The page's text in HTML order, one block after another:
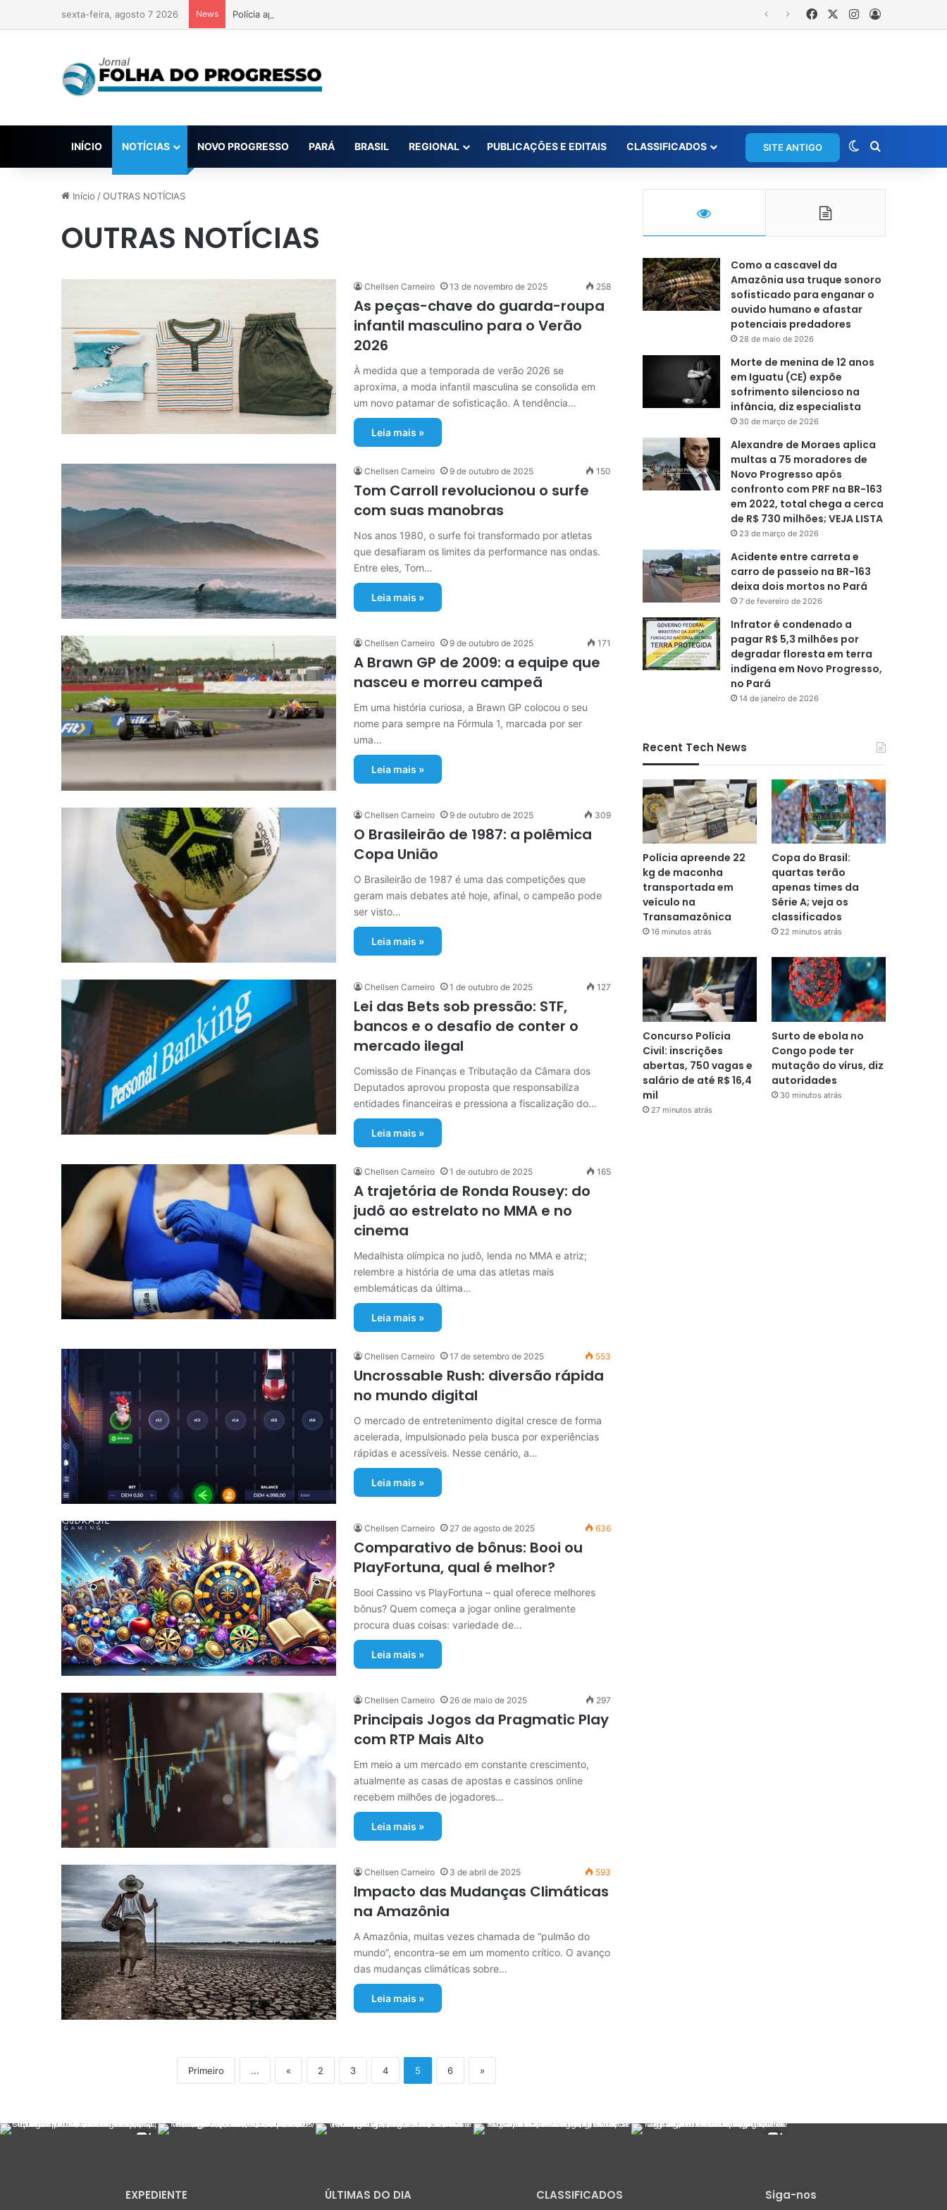
sexta-feira, agosto 7 2026 News Polícia apreende 22 kg de maconha transportada em veículo na Transamazônica FacebookInstagram
INÍCIO NOTÍCIAS NOVO PROGRESSO PARÁ BRASIL REGIONAL PUBLICAÇÕES E EDITAIS CLASSIFICADOS SITE ANTIGO Switch skin
Início /OUTRAS NOTÍCIAS
OUTRAS NOTÍCIAS
Chellsen Carneiro 13 de novembro de 2025 258
As peças-chave do guarda-roupa
infantil masculino para o Verão
2026
À medida que a temporada de verão 2026 se
aproxima, a moda infantil masculina se consolida em
um novo patamar de sofisticação. A tendência…
Leia mais »
Chellsen Carneiro 9 de outubro de 2025 150
Tom Carroll revolucionou o surfe
com suas manobras
Nos anos 1980, o surfe foi transformado por atletas
que desafiaram os limites da performance nas ondas.
Entre eles, Tom…
Leia mais »
Chellsen Carneiro 9 de outubro de 2025 171
A Brawn GP de 2009: a equipe que
nasceu e morreu campeã
Em uma história curiosa, a Brawn GP colocou o seu
nome para sempre na Fórmula 1, marcada por ser
uma…
Leia mais »
Chellsen Carneiro 9 de outubro de 2025 309
O Brasileirão de 1987: a polêmica
Copa União
O Brasileirão de 1987 é uma das competições que
geram mais debates até hoje, afinal, o campeão pode
ser visto…
Leia mais »
Chellsen Carneiro 1 de outubro de 2025 127
Lei das Bets sob pressão: STF,
bancos e o desafio de conter o
mercado ilegal
Comissão de Finanças e Tributação da Câmara dos
Deputados aprovou proposta que responsabiliza
entidades financeiras e pressiona a fiscalização do…
Leia mais »
Chellsen Carneiro 1 de outubro de 2025 165
A trajetória de Ronda Rousey: do
judô ao estrelato no MMA e no
cinema
Medalhista olímpica no judô, lenda no MMA e atriz;
relembre a história de uma das atletas mais
emblemáticas da última…
Leia mais »
Chellsen Carneiro 17 de setembro de 2025 553
Uncrossable Rush: diversão rápida
no mundo digital
O mercado de entretenimento digital cresce de forma
acelerada, impulsionado pela busca por experiências
rápidas e acessíveis. Nesse cenário, a…
Leia mais »
Chellsen Carneiro 27 de agosto de 2025 636
Comparativo de bônus: Booi ou
PlayFortuna, qual é melhor?
Booi Cassino vs PlayFortuna – qual oferece melhores
bônus? Quem começa a jogar online geralmente
procura duas coisas: variedade de…
Leia mais »
Chellsen Carneiro 26 de maio de 2025 297
Principais Jogos da Pragmatic Play
com RTP Mais Alto
Em meio a um mercado em constante crescimento,
atualmente as casas de apostas e cassinos online
recebem milhões de jogadores…
Leia mais »
Chellsen Carneiro 3 de abril de 2025 593
Impacto das Mudanças Climáticas
na Amazônia
A Amazônia, muitas vezes chamada de “pulmão do
mundo”, encontra-se em um momento crítico. O avanço
das mudanças climáticas sobre…
Leia mais »
Primeiro ... « 2 3 4 5 6 »
Como a cascavel da
Amazônia usa truque sonoro
sofisticado para enganar o
ouvido humano e afastar
potenciais predadores
28 de maio de 2026
Morte de menina de 12 anos
em Iguatu (CE) expõe
sofrimento silencioso na
infância, diz especialista
30 de março de 2026
Alexandre de Moraes aplica
multas a 75 moradores de
Novo Progresso após
confronto com PRF na BR-163
em 2022, total chega a cerca
de R$ 730 milhões; VEJA LISTA
23 de março de 2026
Acidente entre carreta e
carro de passeio na BR-163
deixa dois mortos no Pará
7 de fevereiro de 2026
Infrator é condenado a
pagar R$ 5,3 milhões por
degradar floresta em terra
indígena em Novo Progresso,
no Pará
14 de janeiro de 2026
Recent Tech News
Polícia apreende 22
kg de maconha
transportada em
veículo na
Transamazônica
16 minutos atrás
Copa do Brasil:
quartas terão
apenas times da
Série A; veja os
classificados
22 minutos atrás
Concurso Polícia
Civil: inscrições
abertas, 750 vagas e
salário de até R$ 16,4
mil
27 minutos atrás
Surto de ebola no
Congo pode ter
mutação do vírus, diz
autoridades
30 minutos atrás
EXPEDIENTE ÚLTIMAS DO DIA CLASSIFICADOS Siga-nos